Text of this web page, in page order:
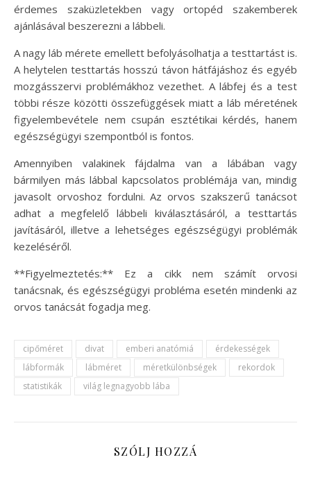
érdemes szaküzletekben vagy ortopéd szakemberek
ajánlásával beszerezni a lábbeli.
A nagy láb mérete emellett befolyásolhatja a testtartást is.
A helytelen testtartás hosszú távon hátfájáshoz és egyéb
mozgásszervi problémákhoz vezethet. A lábfej és a test
többi része közötti összefüggések miatt a láb méretének
figyelembevétele nem csupán esztétikai kérdés, hanem
egészségügyi szempontból is fontos.
Amennyiben valakinek fájdalma van a lábában vagy
bármilyen más lábbal kapcsolatos problémája van, mindig
javasolt orvoshoz fordulni. Az orvos szakszerű tanácsot
adhat a megfelelő lábbeli kiválasztásáról, a testtartás
javításáról, illetve a lehetséges egészségügyi problémák
kezeléséről.
**Figyelmeztetés:** Ez a cikk nem számít orvosi
tanácsnak, és egészségügyi probléma esetén mindenki az
orvos tanácsát fogadja meg.
cipőméret divat emberi anatómiá
érdekességek
lábformák
lábméret méretkülönbségek
rekordok
statistikák
világ legnagyobb lába
SZÓLJ HOZZÁ